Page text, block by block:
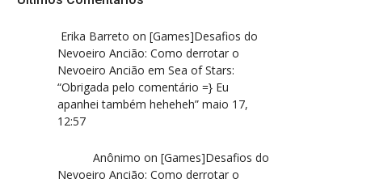
Erika Barreto on [Games]Desafios do
Nevoeiro Ancião: Como derrotar o
Nevoeiro Ancião em Sea of Stars:
“Obrigada pelo comentário =} Eu
apanhei também heheheh” maio 17,
12:57
Anônimo on [Games]Desafios do
Nevoeiro Ancião: Como derrotar o